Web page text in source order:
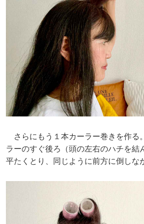
さらにもう１本カーラー巻きを作る
ラーのすぐ後ろ（頭の左右のハチを結
平たくとり、同じように前方に倒しな